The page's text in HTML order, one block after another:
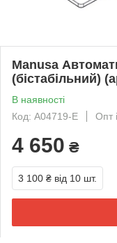
Manusa
(бістабільний)
В наявності
Код: A04719-E
Опт
4 650 ₴
3 100 ₴ від 10 шт.